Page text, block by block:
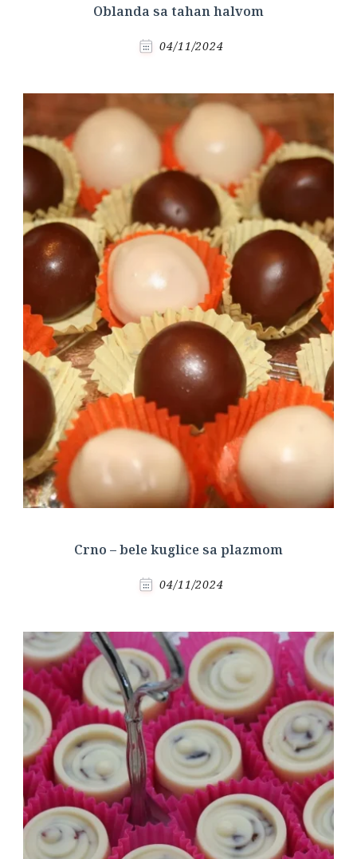
Oblanda sa tahan halvom
04/11/2024
Crno – bele kuglice sa plazmom
04/11/2024